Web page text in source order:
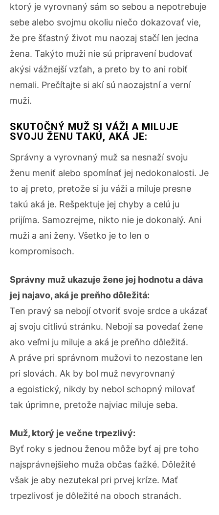
ktorý je vyrovnaný sám so sebou a nepotrebuje
sebe alebo svojmu okoliu niečo dokazovať vie,
že pre šťastný život mu naozaj stačí len jedna
žena. Takýto muži nie sú pripravení budovať
akýsi vážnejší vzťah, a preto by to ani robiť
nemali. Prečítajte si akí sú naozajstní a verní
muži.
SKUTOČNÝ MUŽ SI VÁŽI A MILUJE
SVOJU ŽENU TAKÚ, AKÁ JE:
Správny a vyrovnaný muž sa nesnaží svoju
ženu meniť alebo spomínať jej nedokonalosti. Je
to aj preto, pretože si ju váži a miluje presne
takú aká je. Rešpektuje jej chyby a celú ju
prijíma. Samozrejme, nikto nie je dokonalý. Ani
muži a ani ženy. Všetko je to len o
kompromisoch.
Správny muž ukazuje žene jej hodnotu a dáva
jej najavo, aká je preňho dôležitá:
Ten pravý sa nebojí otvoriť svoje srdce a ukázať
aj svoju citlivú stránku. Nebojí sa povedať žene
ako veľmi ju miluje a aká je preňho dôležitá.
A práve pri správnom mužovi to nezostane len
pri slovách. Ak by bol muž nevyrovnaný
a egoistický, nikdy by nebol schopný milovať
tak úprimne, pretože najviac miluje seba.
Muž, ktorý je večne trpezlivý:
Byť roky s jednou ženou môže byť aj pre toho
najsprávnejšieho muža občas ťažké. Dôležité
však je aby nezutekal pri prvej kríze. Mať
trpezlivosť je dôležité na oboch stranách.